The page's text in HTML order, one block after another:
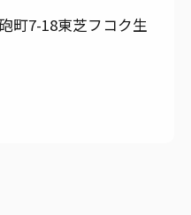
町7-18東芝フコク生